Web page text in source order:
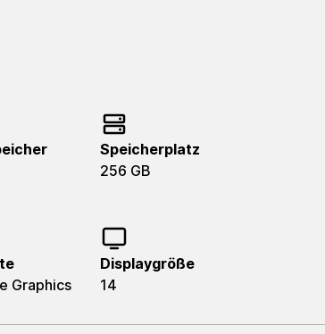
Speicherplatz
256 GB
Graphics
Displaygröße
14